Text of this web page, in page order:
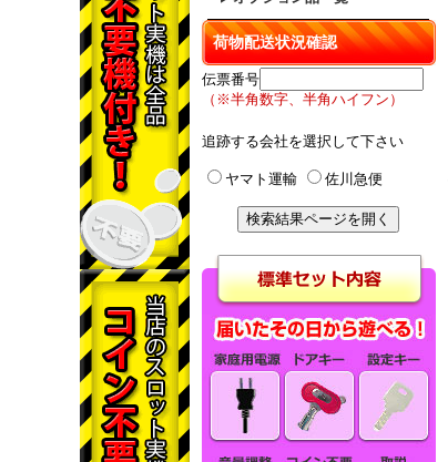
荷物配送状況確認
伝票番号
（※半角数字、半角ハイフン）
追跡する会社を選択して下さい
ヤマト運輸 佐川急便